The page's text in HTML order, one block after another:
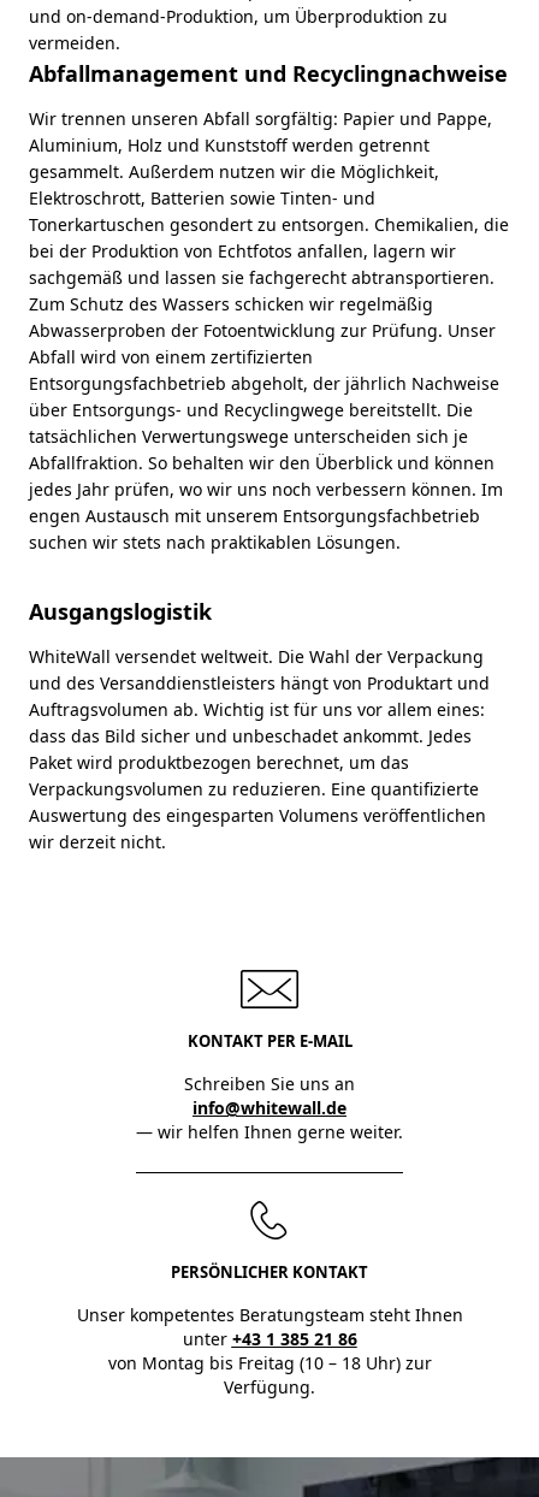
und on-demand-Produktion, um Überproduktion zu
vermeiden.
Abfallmanagement und Recyclingnachweise
Wir trennen unseren Abfall sorgfältig: Papier und Pappe,
Aluminium, Holz und Kunststoff werden getrennt
gesammelt. Außerdem nutzen wir die Möglichkeit,
Elektroschrott, Batterien sowie Tinten- und
Tonerkartuschen gesondert zu entsorgen. Chemikalien, die
bei der Produktion von Echtfotos anfallen, lagern wir
sachgemäß und lassen sie fachgerecht abtransportieren.
Zum Schutz des Wassers schicken wir regelmäßig
Abwasserproben der Fotoentwicklung zur Prüfung. Unser
Abfall wird von einem zertifizierten
Entsorgungsfachbetrieb abgeholt, der jährlich Nachweise
über Entsorgungs- und Recyclingwege bereitstellt. Die
tatsächlichen Verwertungswege unterscheiden sich je
Abfallfraktion. So behalten wir den Überblick und können
jedes Jahr prüfen, wo wir uns noch verbessern können. Im
engen Austausch mit unserem Entsorgungsfachbetrieb
suchen wir stets nach praktikablen Lösungen.
Ausgangslogistik
WhiteWall versendet weltweit. Die Wahl der Verpackung
und des Versanddienstleisters hängt von Produktart und
Auftragsvolumen ab. Wichtig ist für uns vor allem eines:
dass das Bild sicher und unbeschadet ankommt. Jedes
Paket wird produktbezogen berechnet, um das
Verpackungsvolumen zu reduzieren. Eine quantifizierte
Auswertung des eingesparten Volumens veröffentlichen
wir derzeit nicht.
KONTAKT PER E-MAIL
Schreiben Sie uns an
info@whitewall.de
— wir helfen Ihnen gerne weiter.
PERSÖNLICHER KONTAKT
Unser kompetentes Beratungsteam steht Ihnen
unter +43 1 385 21 86
von Montag bis Freitag (10 – 18 Uhr) zur
Verfügung.